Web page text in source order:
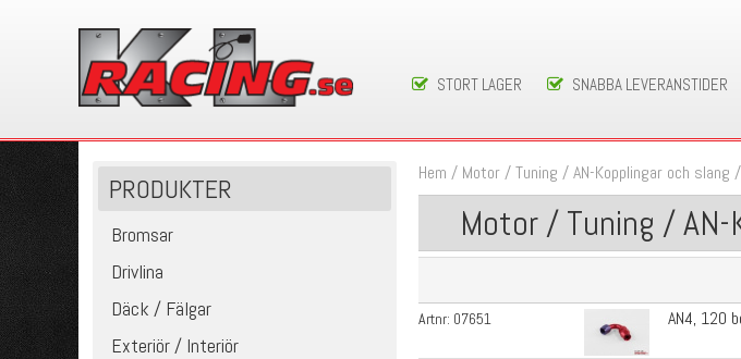
STORT LAGER SNABBA LEVERANSTIDER
PRODUKTER
Bromsar
Drivlina
Däck / Fälgar
Exteriör / Interiör
Hem / Motor / Tuning /AN-Kopplingar och slang /
Motor / Tuning /
Artnr: 07651 AN4, 120